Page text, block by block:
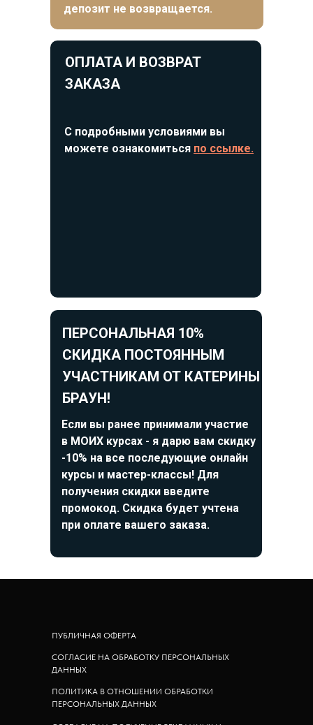
депозит не возвращается.
ОПЛАТА И ВОЗВРАТ
ЗАКАЗА
С подробными условиями вы
можете ознакомиться по ссылке.
ПЕРСОНАЛЬНАЯ 10%
СКИДКА ПОСТОЯННЫМ
УЧАСТНИКАМ ОТ КАТЕРИНЫ
БРАУН!
Если вы ранее принимали участие
в МОИХ курсах - я дарю вам скидку
-10% на все последующие онлайн
курсы и мастер-классы! Для
получения скидки введите
промокод. Скидка будет учтена
при оплате вашего заказа.
ПУБЛИЧНАЯ ОФЕРТА
СОГЛАСИЕ НА ОБРАБОТКУ ПЕРСОНАЛЬНЫХ
ДАННЫХ
ПОЛИТИКА В ОТНОШЕНИИ ОБРАБОТКИ
ПЕРСОНАЛЬНЫХ ДАННЫХ